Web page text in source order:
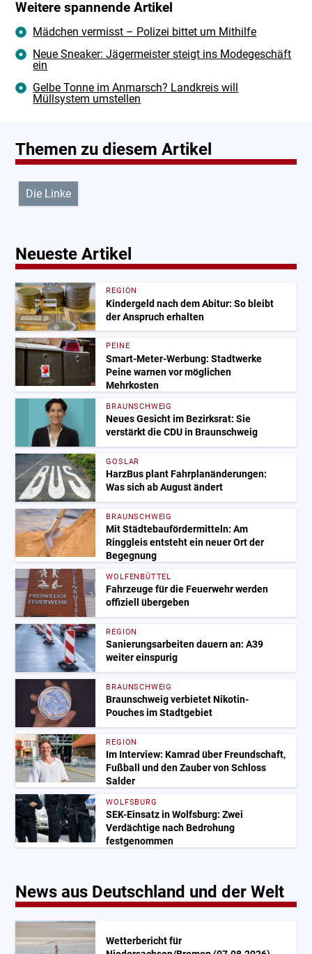
Weitere spannende Artikel
Mädchen vermisst – Polizei bittet um Mithilfe
Neue Sneaker: Jägermeister steigt ins Modegeschäft
ein
Gelbe Tonne im Anmarsch? Landkreis will
Müllsystem umstellen
Themen zu diesem Artikel
Die Linke
Neueste Artikel
REGION
Kindergeld nach dem Abitur: So bleibt
der Anspruch erhalten
PEINE
Smart-Meter-Werbung: Stadtwerke
Peine warnen vor möglichen
Mehrkosten
BRAUNSCHWEIG
Neues Gesicht im Bezirksrat: Sie
verstärkt die CDU in Braunschweig
GOSLAR
HarzBus plant Fahrplanänderungen:
Was sich ab August ändert
BRAUNSCHWEIG
Mit Städtebaufördermitteln: Am
Ringgleis entsteht ein neuer Ort der
Begegnung
WOLFENBÜTTEL
Fahrzeuge für die Feuerwehr werden
offiziell übergeben
REGION
Sanierungsarbeiten dauern an: A39
weiter einspurig
BRAUNSCHWEIG
Braunschweig verbietet Nikotin-
Pouches im Stadtgebiet
REGION
Im Interview: Kamrad über Freundschaft,
Fußball und den Zauber von Schloss
Salder
WOLFSBURG
SEK-Einsatz in Wolfsburg: Zwei
Verdächtige nach Bedrohung
festgenommen
News aus Deutschland und der Welt
Wetterbericht für